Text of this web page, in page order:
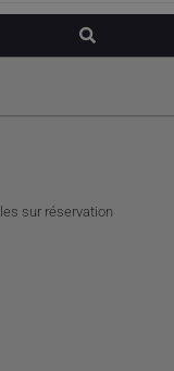
sur réservation